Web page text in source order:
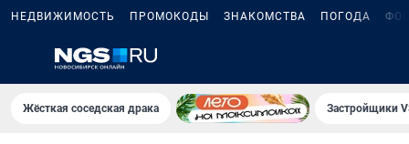
НЕДВИЖИМОСТЬ ПРОМОКОДЫ ЗНАКОМСТВА ПОГОДА
Жёсткая соседская драка Застройщики